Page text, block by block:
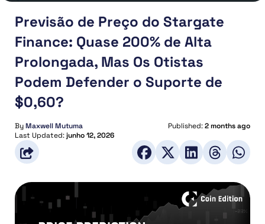
Previsão de Preço do Stargate
Finance: Quase 200% de Alta
Prolongada, Mas Os Otistas
Podem Defender o Suporte de
$0,60?
ByMaxwell Mutuma Published:2 months ago
Last Updated:junho 12, 2026